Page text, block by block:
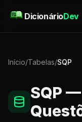
DicionárioDev
Início/Tabelas/SQP
SQP —